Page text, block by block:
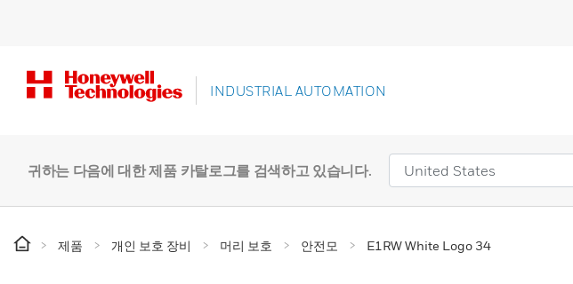
INDUSTRIAL AUTOMATION
귀하는 다음에 대한 제품 카탈로그를 검색하고 있습니다.
제품 개인 보호 장비 머리 보호 안전모 E1RW White Logo 34